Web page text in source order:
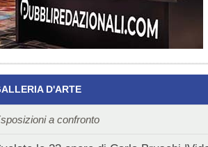
D'ARTE
a confronto